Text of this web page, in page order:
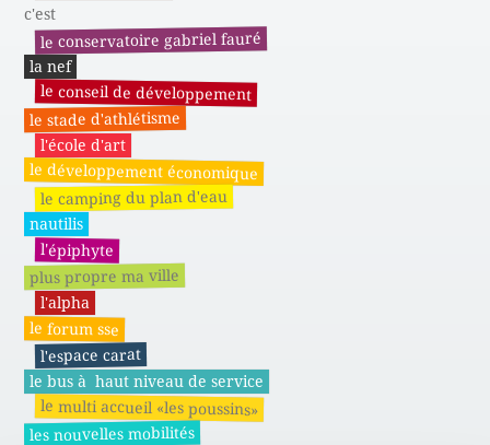
c'est
le conservatoire gabriel fauré
la nef
le conseil de développement
le stade d'athlétisme
l'école d'art
le développement économique
le camping du plan d'eau
nautilis
l'épiphyte
plus propre ma ville
l'alpha
le forum sse
l'espace carat
le bus à haut niveau de service
le multi accueil «les poussins»
les nouvelles mobilités